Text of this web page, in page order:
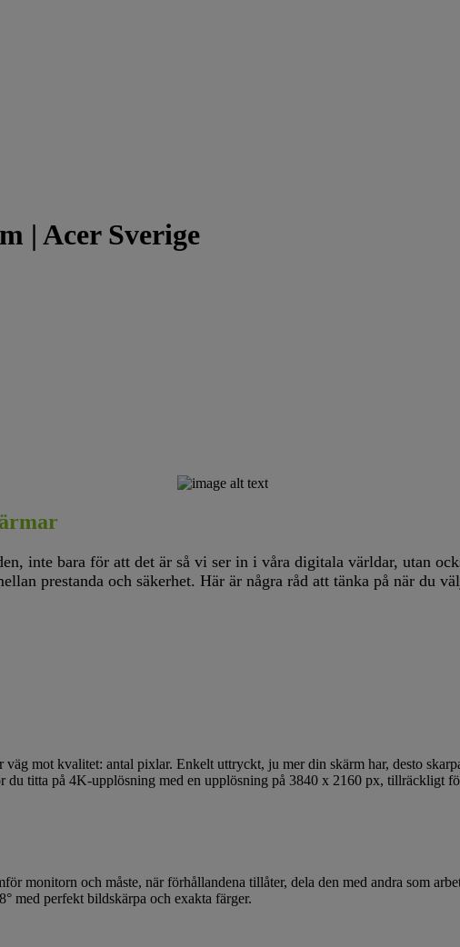
| Acer Sverige
inte bara för att det är så vi ser in i våra digitala världar, utan
prestanda och säkerhet. Här är några råd att tänka på när du
mot kvalitet: antal pixlar. Enkelt uttryckt, ju mer din skärm har, desto
du titta på 4K-upplösning med en upplösning på 3840 x 2160 px, tillräckligt
monitorn och måste, när förhållandena tillåter, dela den med andra som
med perfekt bildskärpa och exakta färger.